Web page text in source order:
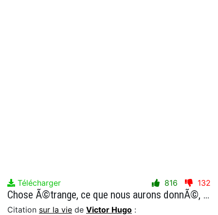
Télécharger 816 132
Chose Ã©trange, ce que nous aurons donnÃ©, c'est lÃ ce qui nous restera.
Citation sur la vie de Victor Hugo :